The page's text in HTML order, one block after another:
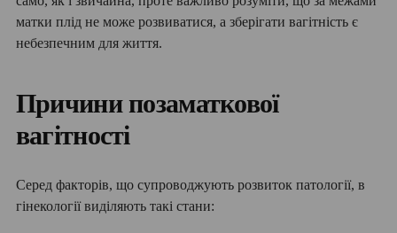
матки плід не може розвиватися, а зберігати вагітність є
небезпечним для життя.
Причини позаматкової
вагітності
Серед факторів, що супроводжують розвиток патології, в
гінекології виділяють такі стани: